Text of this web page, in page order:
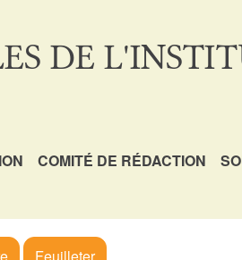
DE
COMITÉ DE RÉDACTION